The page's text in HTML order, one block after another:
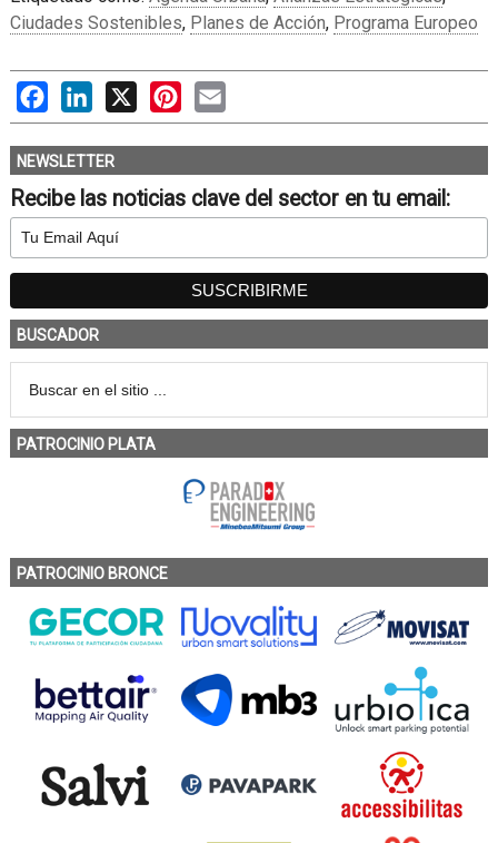
Ciudades Sostenibles, Planes de Acción, Programa Europeo
FacebookLinkedIn
X PinterestEmail
NEWSLETTER
Recibe las noticias clave del sector en tu email:
BUSCADOR
PATROCINIO PLATA
PATROCINIO BRONCE